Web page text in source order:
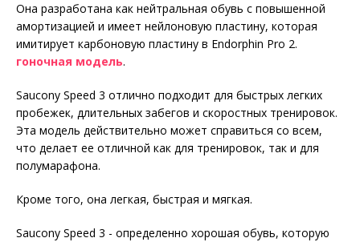
Она разработана как нейтральная обувь с повышенной
амортизацией и имеет нейлоновую пластину, которая
имитирует карбоновую пластину в Endorphin Pro 2.
гоночная модель.
Saucony Speed 3 отлично подходит для быстрых легких
пробежек, длительных забегов и скоростных тренировок.
Эта модель действительно может справиться со всем,
что делает ее отличной как для тренировок, так и для
полумарафона.
Кроме того, она легкая, быстрая и мягкая.
Saucony Speed 3 - определенно хорошая обувь, которую